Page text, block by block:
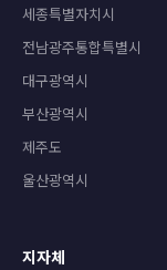
세종특별자치시
전남광주통합특별시
대구광역시
부산광역시
제주도
울산광역시
지자체